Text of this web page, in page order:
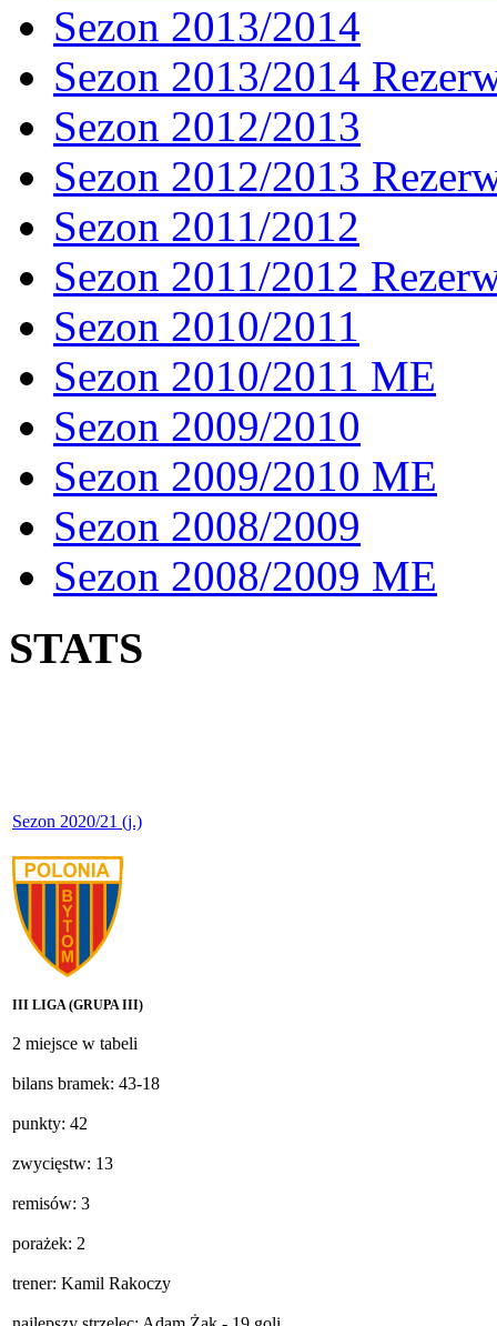
Sezon 2013/2014
Sezon 2013/2014
Sezon 2012/2013
Sezon 2012/2013
Sezon 2011/2012
Sezon 2011/2012
Sezon 2010/2011
Sezon 2010/2011 ME
Sezon 2009/2010
Sezon 2009/2010 ME
Sezon 2008/2009
Sezon 2008/2009 ME
STATS
Sezon 2020/21 (j.)
III LIGA (GRUPA III)
2 miejsce w tabeli
bilans bramek: 43-18
punkty: 42
zwycięstw: 13
remisów: 3
porażek: 2
trener: Kamil Rakoczy